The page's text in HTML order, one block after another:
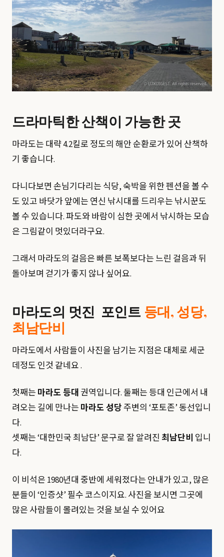
드라마틱한 산책이 가능한 곳
마라도는 대략 4.2킬로 정도의 해안 순환로가 있어 산책하
기 좋습니다.
다니다보면 손님기다리는 식당, 숙박을 위한 펜션을 볼 수
도 있고 바닷가 앞에는 연신 낚시대를 드리우는 낚시꾼도
볼 수 있습니다. 파도와 바람이 심한 곳에서 낚시하는 모습
은 그림같이 멋있더라구요.
그래서 마라도의 걸음은 빠른 보폭보다는 느린 걸음과 뒤
돌아보며 걷기가 좋지 않나 싶어요.
마라도의 멋진 포인트 등대, 성당,
최남단비
마라도에서 사람들이 사진을 남기는 지점은 대체로 세군
데정도 인것 같네요 .
첫째는 마라도 등대 권역입니다. 둘째는 등대 인근에서 내
려오는 길에 만나는 마라도 성당주변의 ‘포토존’ 동선입니
다.
셋째는 ‘대한민국 최남단’ 문구로 잘 알려진 최남단비 입니
다.
이 비석은 1980년대 중반에 세워졌다는 안내가 있고, 많은
분들이 ‘인증샷’ 필수 코스이지요. 사진을 보시면 그곳에
많은 사람들이 몰려있는 것을 보실 수 있어요